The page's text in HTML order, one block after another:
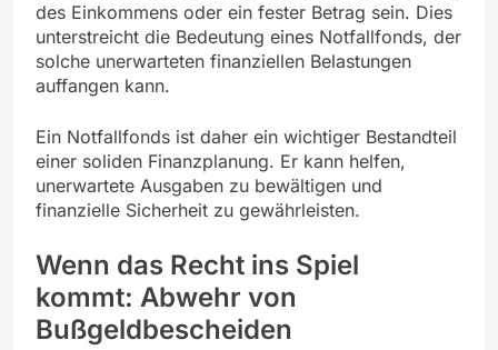
des Einkommens oder ein fester Betrag sein. Dies
unterstreicht die Bedeutung eines Notfallfonds, der
solche unerwarteten finanziellen Belastungen
auffangen kann.
Ein Notfallfonds ist daher ein wichtiger Bestandteil
einer soliden Finanzplanung. Er kann helfen,
unerwartete Ausgaben zu bewältigen und
finanzielle Sicherheit zu gewährleisten.
Wenn das Recht ins Spiel
kommt: Abwehr von
Bußgeldbescheiden